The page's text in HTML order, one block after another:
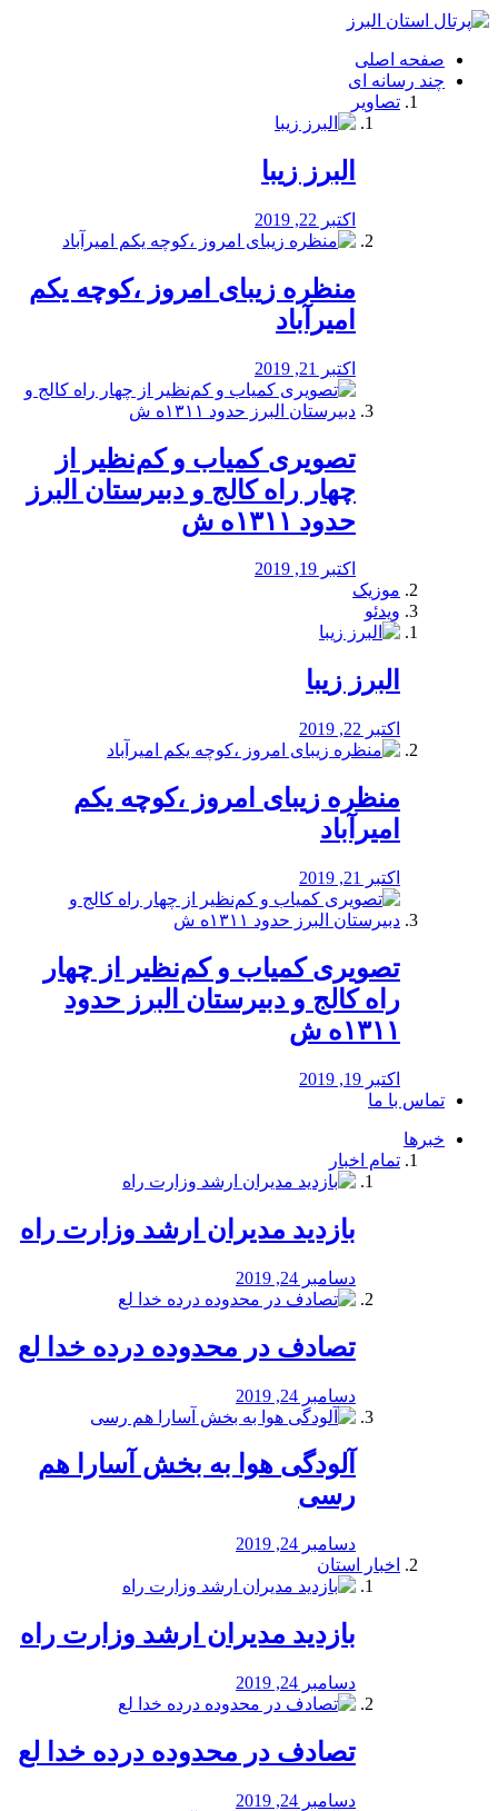
فصد
شرق
تهران
خشکشویی
صفحه اصلی
چند رسانه ای
تصاویر
البرز زیبا
اکتبر 22, 2019
منظره‌‌ زیبای امروز ،کوچه یکم
امیرآباد
اکتبر 21, 2019
️تصویری کمیاب و کم‌نظیر از
چهار راه كالج و دبيرستان البرز
حدود ۱۳۱۱ه ش
اکتبر 19, 2019
موزیک
ویدئو
البرز زیبا
اکتبر 22, 2019
منظره‌‌ زیبای امروز ،کوچه یکم
امیرآباد
اکتبر 21, 2019
️تصویری کمیاب و کم‌نظیر از چهار
راه كالج و دبيرستان البرز حدود
۱۳۱۱ه ش
اکتبر 19, 2019
تماس با ما
خبرها
تمام اخبار
بازدید مدیران ارشد وزارت راه
دسامبر 24, 2019
تصادف در محدوده درده خدا لع
دسامبر 24, 2019
آلودگی هوا به بخش آسارا هم
رسی
دسامبر 24, 2019
اخبار استان
بازدید مدیران ارشد وزارت راه
دسامبر 24, 2019
تصادف در محدوده درده خدا لع
دسامبر 24, 2019